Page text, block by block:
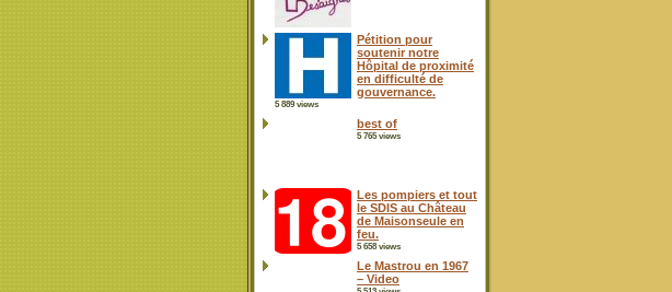
Pétition pour
soutenir notre
Hôpital de proximité
en difficulté de
gouvernance.
5 889 views
best of
5 765 views
Les pompiers et tout
le SDIS au Château
de Maisonseule en
feu.
5 658 views
Le Mastrou en 1967
– Video